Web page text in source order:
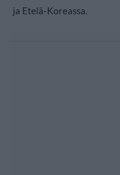
ja Etelä-Koreassa.